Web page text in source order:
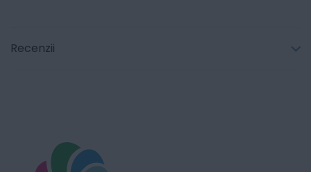
Recenzii